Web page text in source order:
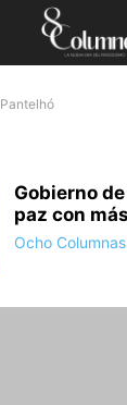
Pantelhó
Gobierno
paz con
Ocho Columnas